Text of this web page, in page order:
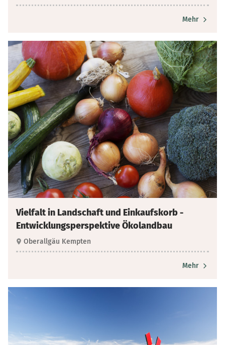
Mehr
Vielfalt in Landschaft und Einkaufskorb -
Entwicklungsperspektive Ökolandbau
Oberallgäu Kempten
Mehr